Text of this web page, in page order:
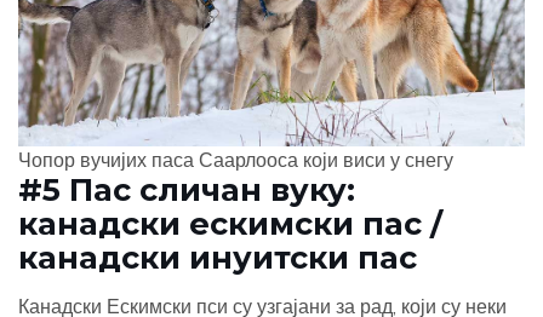
Чопор вучијих паса Саарлооса који виси у снегу
#5 Пас сличан вуку:
канадски ескимски пас /
канадски инуитски пас
Канадски Ескимски пси су узгајани за рад, који су неки